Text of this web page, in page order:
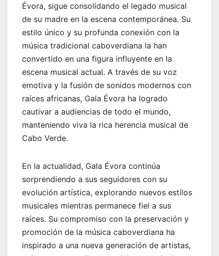
Évora, sigue consolidando el legado musical
de su madre en la escena contemporánea. Su
estilo único y su profunda conexión con la
música tradicional caboverdiana la han
convertido en una figura influyente en la
escena musical actual. A través de su voz
emotiva y la fusión de sonidos modernos con
raíces africanas, Gala Évora ha logrado
cautivar a audiencias de todo el mundo,
manteniendo viva la rica herencia musical de
Cabo Verde.
En la actualidad, Gala Évora continúa
sorprendiendo a sus seguidores con su
evolución artística, explorando nuevos estilos
musicales mientras permanece fiel a sus
raíces. Su compromiso con la preservación y
promoción de la música caboverdiana ha
inspirado a una nueva generación de artistas,